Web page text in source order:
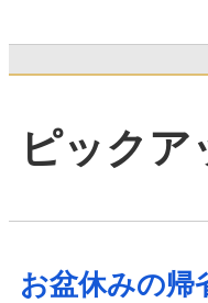
ピックア
お盆休みの帰